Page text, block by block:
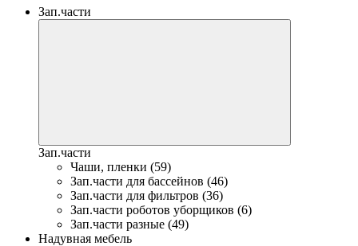
Зап.части
Зап.части
Чаши, пленки (59)
Зап.части для бассейнов (46)
Зап.части для фильтров (36)
Зап.части роботов уборщиков (6)
Зап.части разные (49)
Надувная мебель